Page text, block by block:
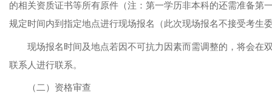
的相关资质证书等所有原件（注：第一学历非本科的还需准备
规定时间内到指定地点进行现场报名
（此次现场报名不接受考生
现场报名时间及地点若因不可抗力因素而需调整的，将会在
联系人进行联系。
（二）资格审查